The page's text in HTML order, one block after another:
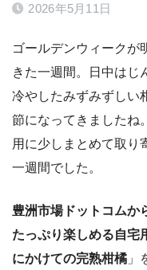
2026年5月11日
ゴールデンウィークが
きた一週間。日中はじ
冷やしたみずみずしい
節になってきましたね
用に少しまとめて取り
一週間でした。
豊洲市場ドットコムか
たっぷり楽しめる自宅
にかけての完熟柑橘 」